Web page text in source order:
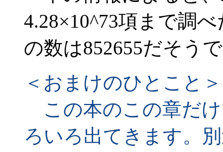
4.28×10^73項まで調
の数は852655だそう
＜おまけのひとこと＞
この本のこの章だ
ろいろ出てきます。